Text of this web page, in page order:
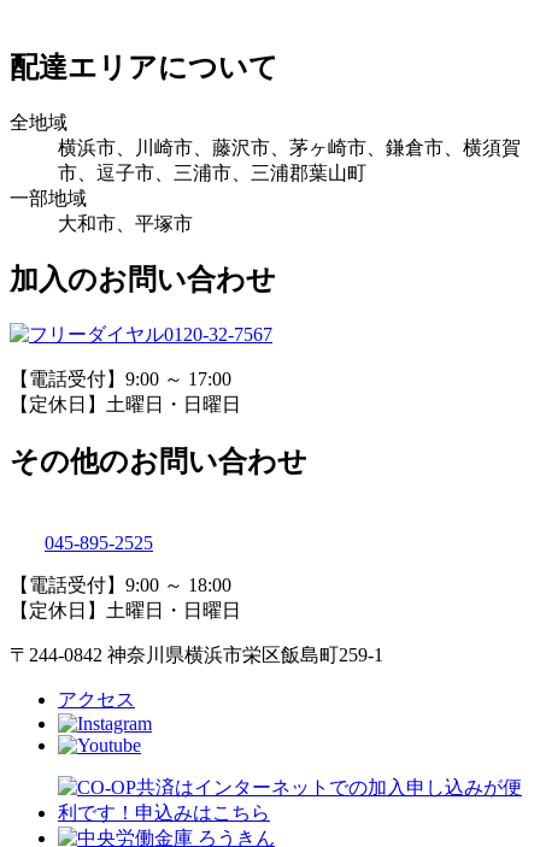
配達エリアについて
全地域
横浜市、川崎市、藤沢市、茅ヶ崎市、鎌倉市、横須賀
市、逗子市、三浦市、三浦郡葉山町
一部地域
大和市、平塚市
加入のお問い合わせ
0120-32-7567
【電話受付】9:00 ～ 17:00
【定休日】土曜日・日曜日
その他のお問い合わせ
045-895-2525
【電話受付】9:00 ～ 18:00
【定休日】土曜日・日曜日
〒244-0842 神奈川県横浜市栄区飯島町259-1
アクセス